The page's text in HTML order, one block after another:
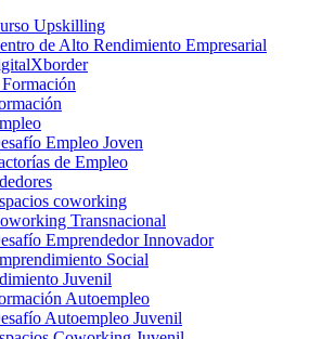
Upskilling
de Alto Rendimiento Empresarial
Empleo Joven
de Empleo
coworking
Transnacional
Emprendedor Innovador
Social
Juvenil
Autoempleo
Autoempleo Juvenil